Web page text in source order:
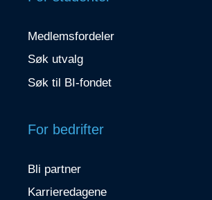
Medlemsfordeler
Søk utvalg
Søk til BI-fondet
For bedrifter
Bli partner
Karrieredagene